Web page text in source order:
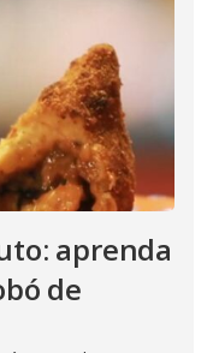
aprenda
de